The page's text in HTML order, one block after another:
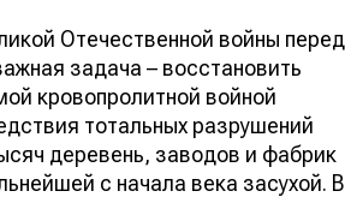
Отечественной войны перед
задача – восстановить
кровопролитной войной
тотальных разрушений
деревень, заводов и фабрик
с начала века засухой. В